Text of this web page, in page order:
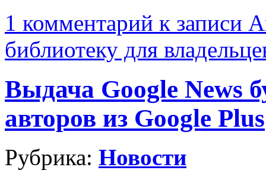
1 комментарий к записи
библиотеку для
Выдача Google News
авторов из Google Plus
Рубрика: Новости